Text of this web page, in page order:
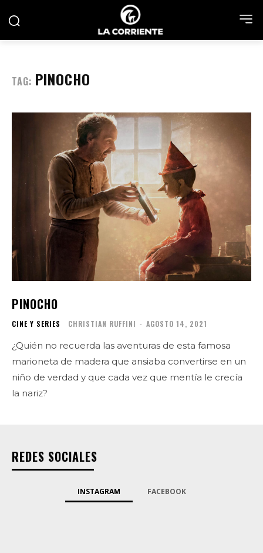
TAG: PINOCHO
PINOCHO
CINE Y SERIES CHRISTIAN RUFFINI - AGOSTO 14, 2021
¿Quién no recuerda las aventuras de esta famosa
marioneta de madera que ansiaba convertirse en un
niño de verdad y que cada vez que mentía le crecía
la nariz?
REDES SOCIALES
INSTAGRAM FACEBOOK